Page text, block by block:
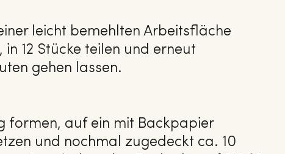
leicht bemehlten Arbeitsfläche
12 Stücke teilen und erneut
gehen lassen.
formen, auf ein mit Backpapier
und nochmal zugedeckt ca. 10